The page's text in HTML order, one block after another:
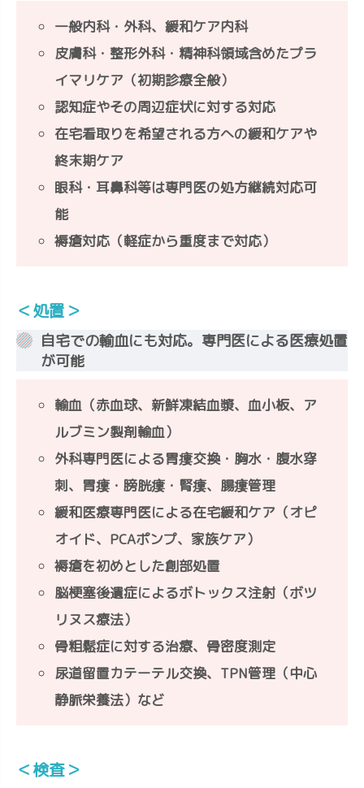
一般内科・外科、緩和ケア内科
皮膚科・整形外科・精神科領域含めたプラ
イマリケア（初期診療全般）
認知症やその周辺症状に対する対応
在宅看取りを希望される方への緩和ケアや
終末期ケア
眼科・耳鼻科等は専門医の処方継続対応可
能
褥瘡対応（軽症から重度まで対応）
＜処置＞
自宅での輸血にも対応。専門医による医療処置
が可能
輸血（赤血球、新鮮凍結血漿、血小板、ア
ルブミン製剤輸血）
外科専門医による胃瘻交換・胸水・腹水穿
刺、胃瘻・膀胱瘻・腎瘻、腸瘻管理
緩和医療専門医による在宅緩和ケア（オピ
オイド、PCAポンプ、家族ケア）
褥瘡を初めとした創部処置
脳梗塞後遺症によるボトックス注射（ボツ
リヌス療法）
骨粗鬆症に対する治療、骨密度測定
尿道留置カテーテル交換、TPN管理（中心
静脈栄養法）など
＜検査＞